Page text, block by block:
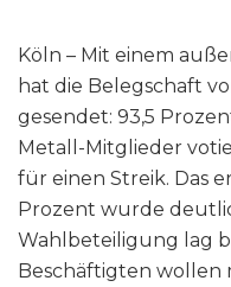
Köln – Mit einem
hat die Belegschaft
gesendet: 93,5
Metall-Mitglieder
für einen Streik. Das
Prozent wurde
Wahlbeteiligung lag
Beschäftigten wollen